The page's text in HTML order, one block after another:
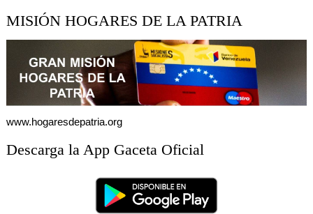
MISIÓN HOGARES DE LA PATRIA
www.hogaresdepatria.org
Descarga la App Gaceta Oficial